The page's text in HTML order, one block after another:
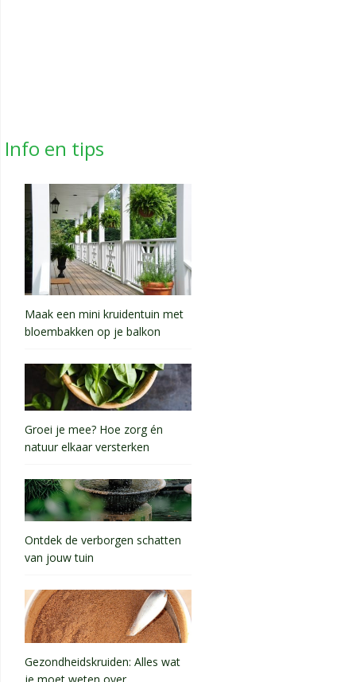
Info en tips
Maak een mini kruidentuin met
bloembakken op je balkon
Groei je mee? Hoe zorg én
natuur elkaar versterken
Ontdek de verborgen schatten
van jouw tuin
Gezondheidskruiden: Alles wat